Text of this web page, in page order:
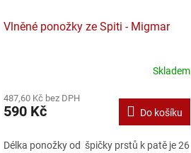
Vlněné ponožky ze Spiti - Migmar
Skladem
487,60 Kč bez DPH
590 Kč Do košíku
Délka ponožky od špičky prstů k patě je 26